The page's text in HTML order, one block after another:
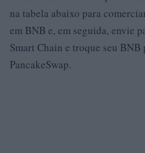
na tabela abaixo para
em BNB e, em seguida, envie
Smart Chain e troque seu BNB
PancakeSwap.